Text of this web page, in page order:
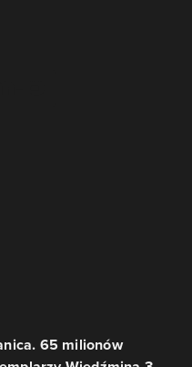
65 milionów